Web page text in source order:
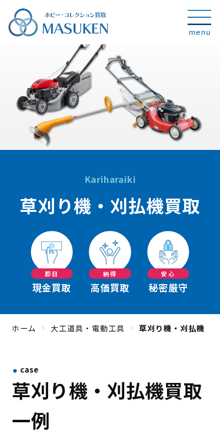
Kariharaiki
草刈り機・刈払機買取
即日
現金買取
納得
高価買取
安心
秘密厳守
ホーム 大工道具・電動工具 草刈り機・刈払機
case
草刈り機・刈払機買取
一例